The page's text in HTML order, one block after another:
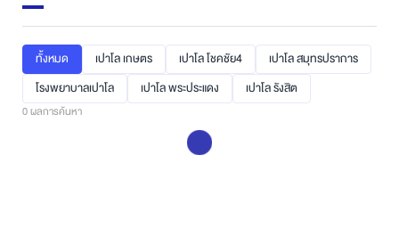
ทั้งหมด เปาโล เกษตร เปาโล โชคชัย4
เปาโล สมุทรปราการ
โรงพยาบาลเปาโล
เปาโล พระประแดง เปาโล รังสิต
0ผลการค้นหา